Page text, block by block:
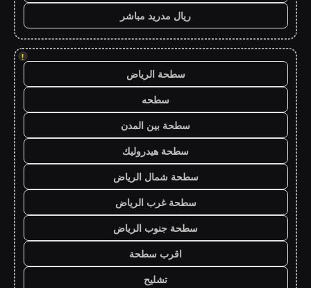
ريال مدريد مباشر
!
سطحة الرياض
سطحه
سطحة بين المدن
سطحة هيدروليك
سطحة شمال الرياض
سطحة غرب الرياض
سطحة جنوب الرياض
اقرب سطحة
تشليح